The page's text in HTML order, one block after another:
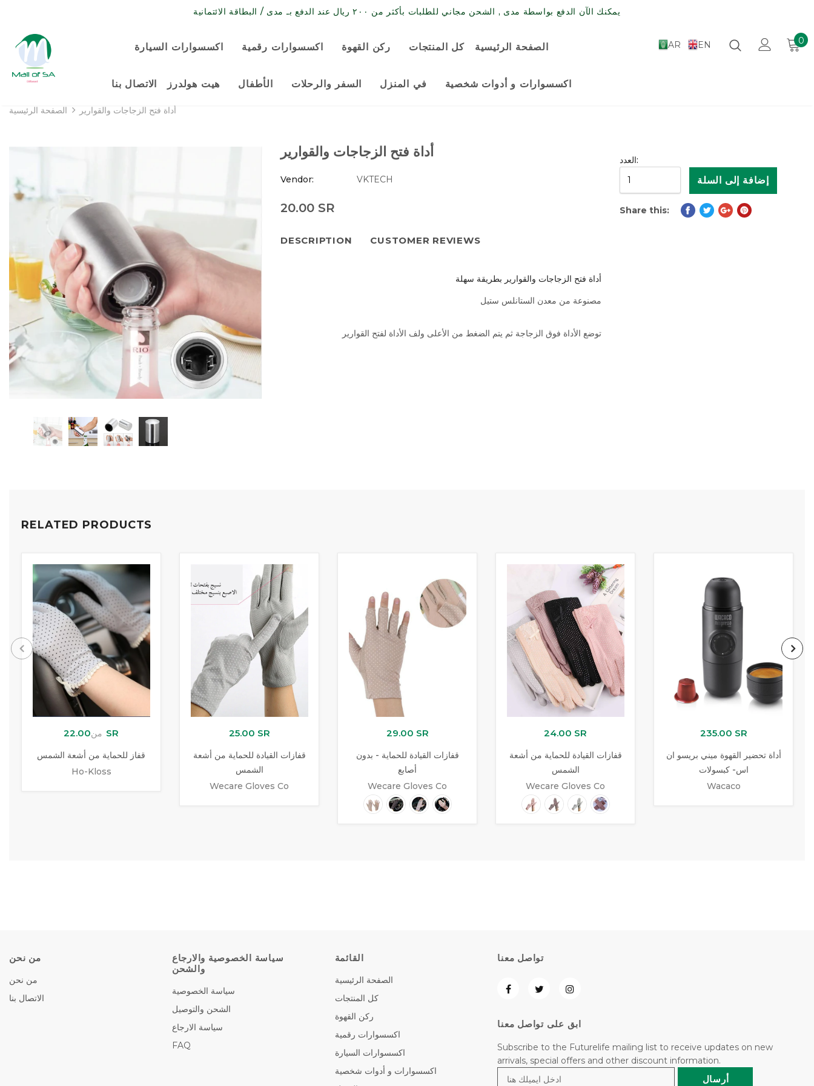
يمكنك الآن الدفع بواسطة مدى , الشحن مجاني للطلبات بأكثر من ٢٠٠ ريال عند الدفع بـ مدى / البطاقة الائتمانية
الصفحة الرئيسية كل المنتجات ركن القهوة اكسسوارات رقمية اكسسوارات السيارة
اكسسوارات و أدوات شخصية في المنزل السفر والرحلات الأطفال هيت هولدرز الاتصال بنا
AR EN 0
الصفحة الرئيسية أداة فتح الزجاجات والقوارير
أداة فتح الزجاجات والقوارير
Vendor: VKTECH
20.00 SR
DESCRIPTION CUSTOMER REVIEWS
أداة فتح الزجاجات والقوارير بطريقة سهلة
مصنوعة من معدن الستانلس ستيل
توضع الأداة فوق الزجاجة ثم يتم الضغط من الأعلى ولف الأداة لفتح القوارير
العدد:
Share this:
RELATED PRODUCTS
من 22.00 SR
قفاز للحماية من أشعة الشمس
Ho-Kloss
25.00 SR
قفازات القيادة للحماية من أشعة
الشمس
Wecare Gloves Co
29.00 SR
قفازات القيادة للحماية - بدون
أصابع
Wecare Gloves Co
24.00 SR
قفازات القيادة للحماية من أشعة
الشمس
Wecare Gloves Co
235.00 SR
أداة تحضير القهوة ميني بريسو ان
اس- كبسولات
Wacaco
من نحن
من نحن
الاتصال بنا
سياسة الخصوصية والارجاع
والشحن
سياسة الخصوصية
الشحن والتوصيل
سياسة الارجاع
FAQ
القائمة
الصفحة الرئيسية
كل المنتجات
ركن القهوة
اكسسوارات رقمية
اكسسوارات السيارة
اكسسوارات و أدوات شخصية
تواصل معنا
ابق على تواصل معنا
Subscribe to the Futurelife mailing list to receive updates on new
arrivals, special offers and other discount information.